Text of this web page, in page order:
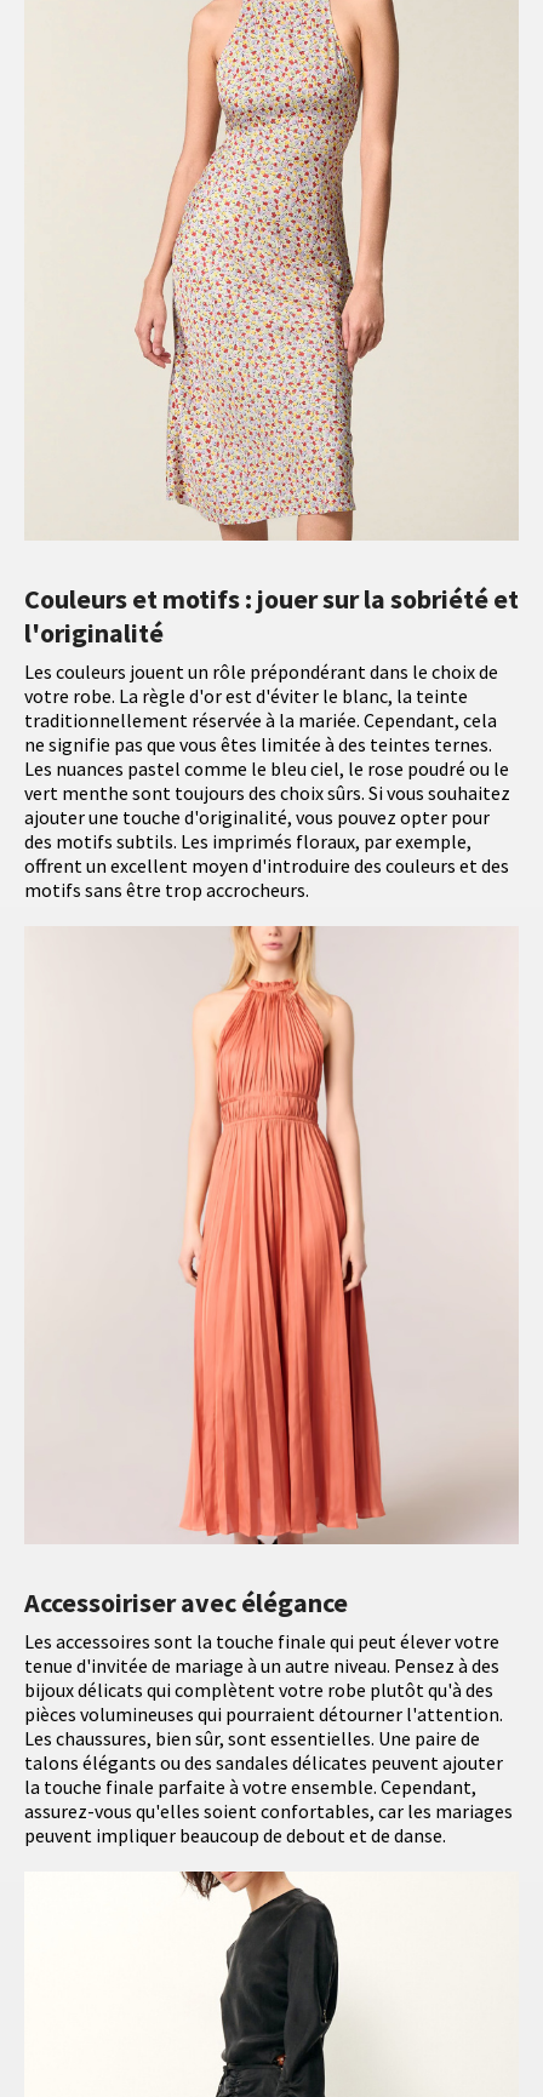
Couleurs et motifs : jouer sur la sobriété et
l'originalité
Les couleurs jouent un rôle prépondérant dans le choix de
votre robe. La règle d'or est d'éviter le blanc, la teinte
traditionnellement réservée à la mariée. Cependant, cela
ne signifie pas que vous êtes limitée à des teintes ternes.
Les nuances pastel comme le bleu ciel, le rose poudré ou le
vert menthe sont toujours des choix sûrs. Si vous souhaitez
ajouter une touche d'originalité, vous pouvez opter pour
des motifs subtils. Les imprimés floraux, par exemple,
offrent un excellent moyen d'introduire des couleurs et des
motifs sans être trop accrocheurs.
Accessoiriser avec élégance
Les accessoires sont la touche finale qui peut élever votre
tenue d'invitée de mariage à un autre niveau. Pensez à des
bijoux délicats qui complètent votre robe plutôt qu'à des
pièces volumineuses qui pourraient détourner l'attention.
Les chaussures, bien sûr, sont essentielles. Une paire de
talons élégants ou des sandales délicates peuvent ajouter
la touche finale parfaite à votre ensemble. Cependant,
assurez-vous qu'elles soient confortables, car les mariages
peuvent impliquer beaucoup de debout et de danse.